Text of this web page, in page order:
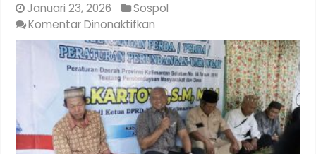
Januari 23, 2026
Sospol
Komentar Dinonaktifkan
Sosialisasi
Perda
Perberdayaan
Desa,
H
Kartoyo:
Perkuat